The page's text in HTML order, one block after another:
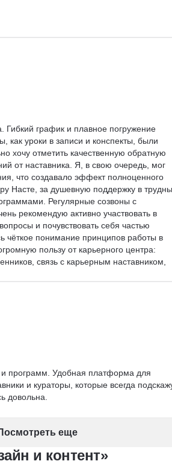
знаю, как закончу работу над
фриланс, так и в найм.
график и плавное погружение
как уроки в записи и конспекты, были
хочу отметить качественную обратную
от наставника. Я, в свою очередь, мог
что создавало эффект полноценного
Насте, за душевную поддержку в
Регулярные созвоны с
рекомендую активно участвовать в
и почувствовать себя частью
чёткое понимание принципов работы в
пользу от карьерного центра:
связь с карьерным наставником,
диплома в SkyPro, стали моим
я смог систематизировать
чувствую себя на рынке труда
в будущем курсы по смежным
программ. Удобная платформа для
и кураторы, которые всегда
довольна.
еще
и контент»